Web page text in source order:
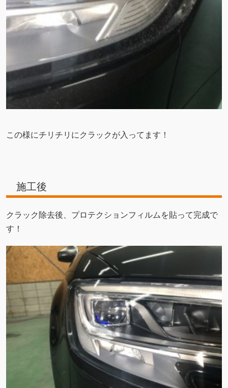
この様にチリチリにクラックが入ってます！
施工後
クラック除去後、プロテクションフィルムを貼って完成で
す！